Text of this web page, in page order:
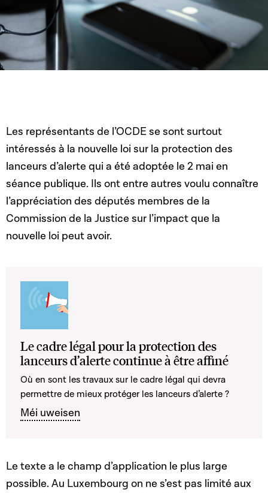
Les représentants de l’OCDE se sont surtout
intéressés à la nouvelle loi sur la protection des
lanceurs d’alerte qui a été adoptée le 2 mai en
séance publique. Ils ont entre autres voulu connaître
l’appréciation des députés membres de la
Commission de la Justice sur l’impact que la
nouvelle loi peut avoir.
Le cadre légal pour la protection des
lanceurs d’alerte continue à être affiné
Où en sont les travaux sur le cadre légal qui devra
permettre de mieux protéger les lanceurs d’alerte ?
Méi uweisen
Le texte a le champ d’application le plus large
possible. Au Luxembourg on ne s’est pas limité aux